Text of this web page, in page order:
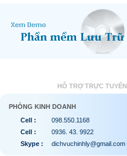
HỖ TRỢ TRỰC TUYẾN
PHÒNG KINH DOANH
Cell :
098.550.1168
Cell :
0936. 43. 9922
Skype :
dichvuchinhly@gmail.com